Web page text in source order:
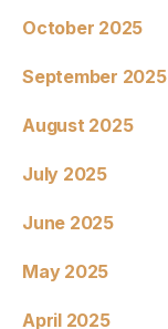
October 2025
September 2025
August 2025
July 2025
June 2025
May 2025
April 2025